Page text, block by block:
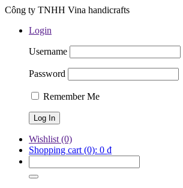
Công ty TNHH Vina handicrafts
Login
Username
Password
Remember Me
Wishlist (0)
Shopping cart (0): 0 ₫